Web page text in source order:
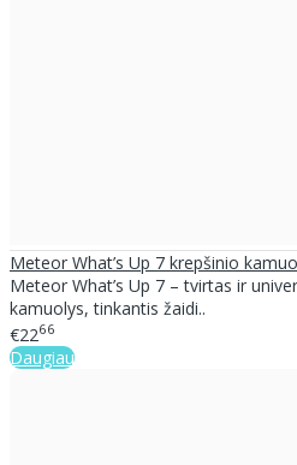
Meteor What’s Up 7 krepšinio
Meteor What’s Up 7 – tvirtas ir
kamuolys, tinkantis žaidi..
€2266
Daugiau